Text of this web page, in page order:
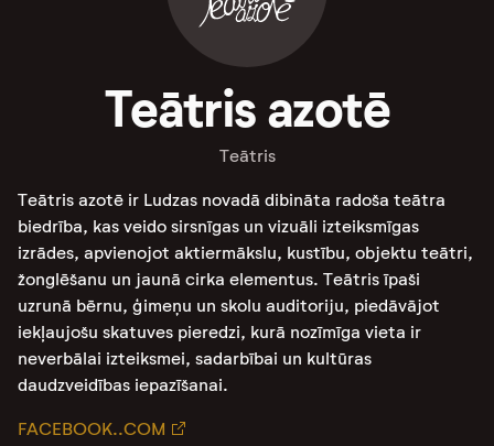
Teātris azotē
Teātris
Teātris azotē ir Ludzas novadā dibināta radoša teātra
biedrība, kas veido sirsnīgas un vizuāli izteiksmīgas
izrādes, apvienojot aktiermākslu, kustību, objektu teātri,
žonglēšanu un jaunā cirka elementus. Teātris īpaši
uzrunā bērnu, ģimeņu un skolu auditoriju, piedāvājot
iekļaujošu skatuves pieredzi, kurā nozīmīga vieta ir
neverbālai izteiksmei, sadarbībai un kultūras
daudzveidības iepazīšanai.
FACEBOOK..COM